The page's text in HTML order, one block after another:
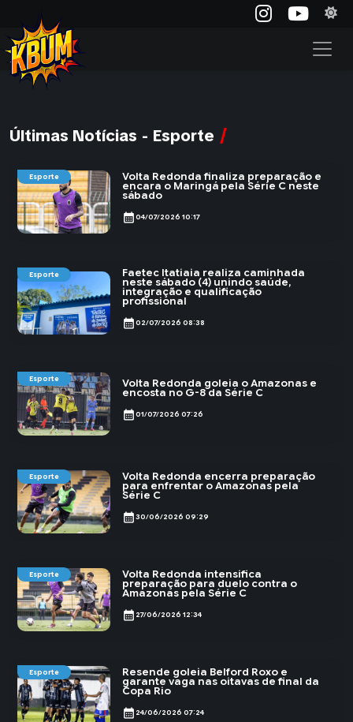
Últimas Notícias - Esporte
Esporte Volta Redonda finaliza preparação e
encara o Maringá pela Série C neste
sábado
calendar_month04/07/2026 10:17
Esporte Faetec Itatiaia realiza caminhada
neste sábado (4) unindo saúde,
integração e qualificação
profissional
calendar_month02/07/2026 08:38
Esporte Volta Redonda goleia o Amazonas e
encosta no G-8 da Série C
calendar_month01/07/2026 07:26
Esporte Volta Redonda encerra preparação
para enfrentar o Amazonas pela
Série C
calendar_month30/06/2026 09:29
Esporte Volta Redonda intensifica
preparação para duelo contra o
Amazonas pela Série C
calendar_month 27/06/2026 12:34
Esporte Resende goleia Belford Roxo e
garante vaga nas oitavas de final da
Copa Rio
calendar_month 24/06/2026 07:24